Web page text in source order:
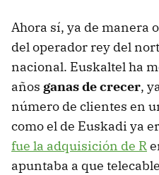
Ahora sí, ya de manera
del operador rey del
nacional. Euskaltel ha
años ganas de crecer,
número de clientes en
como el de Euskadi ya
fue la adquisición de R
apuntaba a que